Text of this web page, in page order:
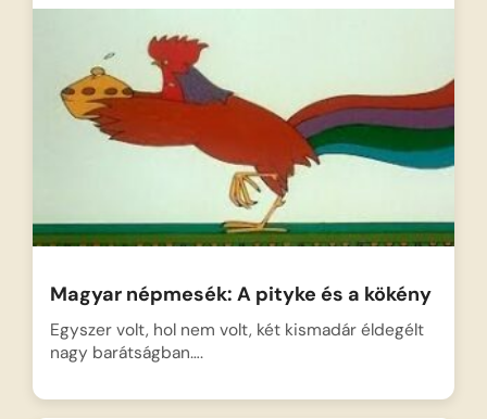
Magyar népmesék: A pityke és a kökény
Egyszer volt, hol nem volt, két kismadár éldegélt
nagy barátságban….